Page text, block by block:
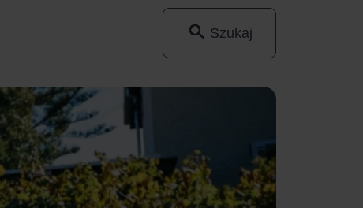
Wyszukaj
Szukaj